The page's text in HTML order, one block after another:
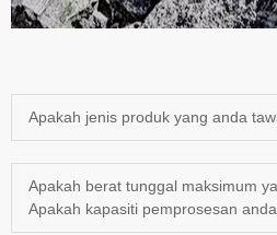
Apakah jenis produk yang anda
Apakah berat tunggal maksimum
Apakah kapasiti pemprosesan